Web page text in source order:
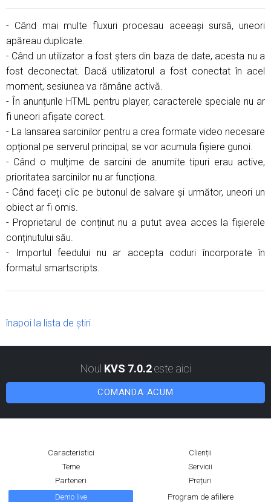
- Când mai multe fluxuri procesau aceeași sursă, uneori
apăreau duplicate.
- Când un utilizator a fost șters din baza de date, acesta nu a
fost deconectat. Dacă utilizatorul a fost conectat în acel
moment, sesiunea va rămâne activă.
- În anunțurile HTML pentru player, caracterele speciale nu ar
fi uneori afișate corect.
- La lansarea sarcinilor pentru a crea formate video necesare
opțional pe serverul principal, se vor acumula fișiere gunoi.
- Când o mulțime de sarcini de anumite tipuri erau active,
prioritatea sarcinilor nu ar funcționa.
- Când faceți clic pe butonul de salvare și următor, uneori un
obiect ar fi omis.
- Proprietarul de conținut nu a putut avea acces la fișierele
conținutului său.
- Importul feedului nu ar accepta coduri încorporate în
formatul smartscripts.
înapoi la lista de știri
Noul KVS 7.0.2este aici
COMANDA ACUM
Caracteristici
Clienții
Teme
Servicii
Parteneri
Prețuri
Demo live
Program de afiliere